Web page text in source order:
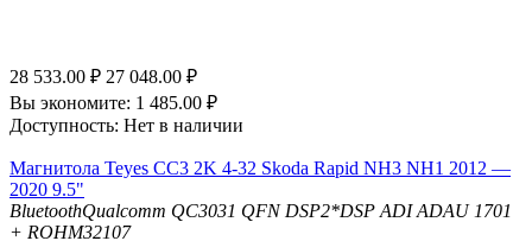
28 533.00 ₽ 27 048.00 ₽
Вы экономите: 1 485.00 ₽
Доступность: Нет в наличии
Магнитола Teyes CC3 2K 4-32 Skoda Rapid NH3 NH1 2012 —
2020 9.5"
BluetoothQualcomm QC3031 QFN DSP2*DSP ADI ADAU 1701
+ ROHM32107